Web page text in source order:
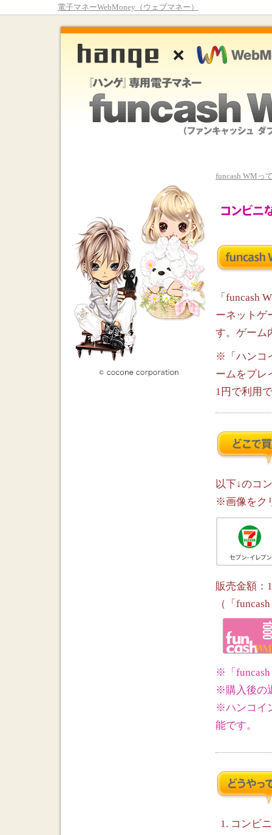
電子マネーWebMoney（ウェブマネー）
funcash WMっ
「funcash
ーネットゲ
す。ゲーム
※「ハンコ
ームをプレ
1円で利用
以下↓のコ
※画像をク
販売金額：
（「
※「
※購入後の
※ハンコイ
能です。
コンビ